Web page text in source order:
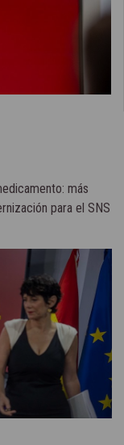
más
para el SNS